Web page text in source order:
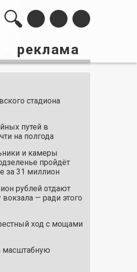
реклама
стадиона
путей в
на полгода
и камеры
пройдёт
за 31 миллион
рублей отдают
вокзала — ради этого
ход с мощами
масштабную